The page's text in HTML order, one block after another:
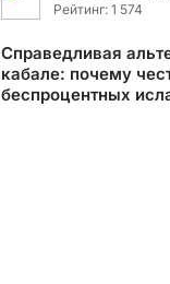
Рейтинг: 1 574
Справедливая
кабале: почему
беспроцентных